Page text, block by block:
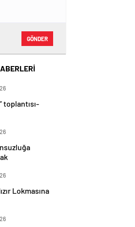
GÖNDER
toplantısı-
Lokmasına